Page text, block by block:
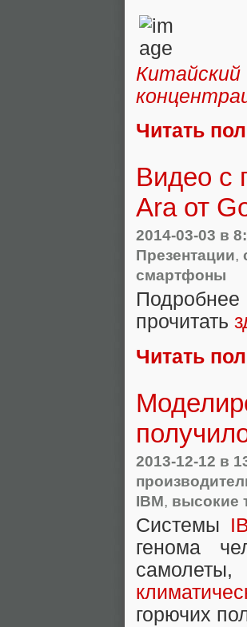
Читать
Видео с
Ara от
2014-03-03 в
Презентации,
смартфоны
прочитать
Читать
2013-12-12 в
IBM, высокие
Системы
генома
горючих